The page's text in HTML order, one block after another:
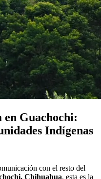
Guachochi:
Indígenas
con el resto del
Chihuahua, esta es la